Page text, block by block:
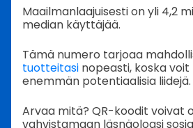
Maailmanlaajuisesti on yli 4,2
median käyttäjää.
Tämä numero tarjoaa
tuotteitasi nopeasti, koska
enemmän potentiaalisia liidejä.
Arvaa mitä? QR-koodit voivat
vahvistamaan läsnäoloasi